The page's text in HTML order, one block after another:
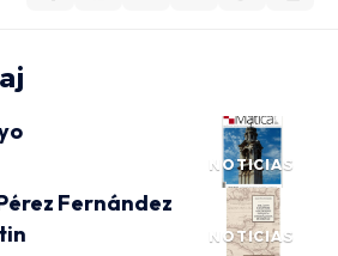
NOTICIAS
NOTICIAS
Fernández